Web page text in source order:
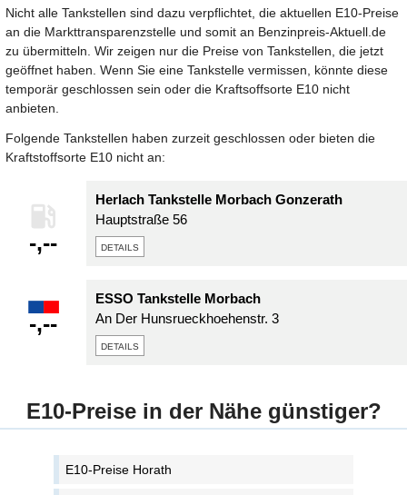
Nicht alle Tankstellen sind dazu verpflichtet, die aktuellen E10-Preise
an die Markttransparenzstelle und somit an Benzinpreis-Aktuell.de
zu übermitteln. Wir zeigen nur die Preise von Tankstellen, die jetzt
geöffnet haben. Wenn Sie eine Tankstelle vermissen, könnte diese
temporär geschlossen sein oder die Kraftsoffsorte E10 nicht
anbieten.
Folgende Tankstellen haben zurzeit geschlossen oder bieten die
Kraftstoffsorte E10 nicht an:
-,--
Herlach Tankstelle Morbach Gonzerath
Hauptstraße 56
details
-,--
ESSO Tankstelle Morbach
An Der Hunsrueckhoehenstr. 3
details
E10-Preise in der Nähe günstiger?
E10-Preise Horath